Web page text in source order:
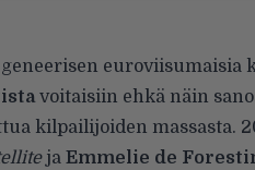
euroviisumaisia
voitaisiin ehkä näin
kilpailijoiden massasta.
ja Emmelie de